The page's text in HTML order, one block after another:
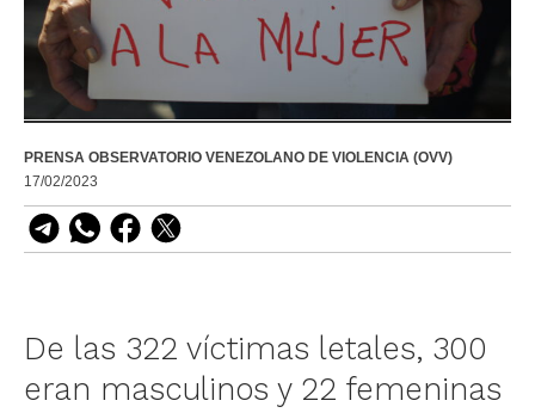
PRENSA OBSERVATORIO VENEZOLANO DE VIOLENCIA (OVV)
17/02/2023
De las 322 víctimas letales, 300
eran masculinos y 22 femeninas